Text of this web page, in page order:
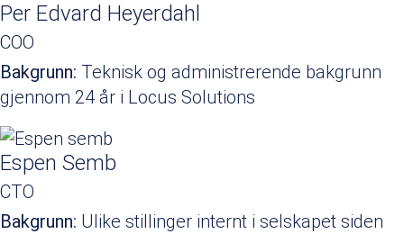
Per Edvard Heyerdahl
COO
Bakgrunn: Teknisk og administrerende bakgrunn
gjennom 24 år i Locus Solutions
Espen Semb
CTO
Bakgrunn: Ulike stillinger internt i selskapet siden